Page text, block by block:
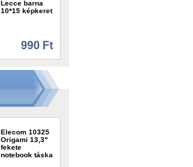
Lecce barna
10*15 képkeret
990 Ft
Elecom 10325
Origami 13,3"
fekete
notebook táska